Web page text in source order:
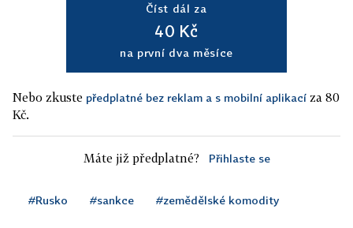
Číst dál za
40 Kč
na první dva měsíce
Nebo zkuste předplatné bez reklam a s mobilní aplikací za 80
Kč.
Máte již předplatné? Přihlaste se
#Rusko #sankce #zemědělské komodity